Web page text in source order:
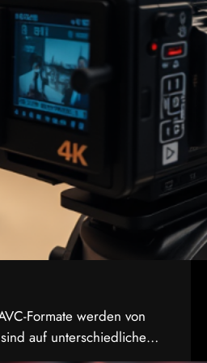
Formate werden von
auf unterschiedliche
Qualität, Dateigröße und